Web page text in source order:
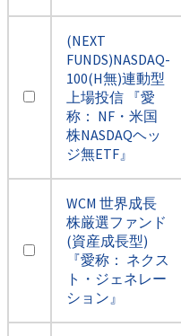
(NEXT
FUNDS)NASDAQ-
100(H無)連動型
上場投信 『愛
称： NF・米国
株NASDAQヘッ
ジ無ETF』
WCM 世界成長
株厳選ファンド
(資産成長型)
『愛称： ネクス
ト・ジェネレー
ション』